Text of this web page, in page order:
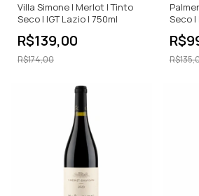
Villa Simone | Merlot | Tinto
Seco | IGT Lazio | 750ml
R$139,00
R$174,00
Seco |